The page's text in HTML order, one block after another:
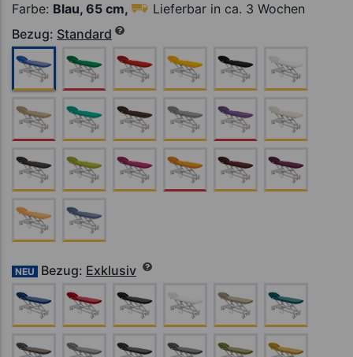
Farbe: Blau, 65 cm,
Lieferbar in ca. 3 Wochen
Bezug: Standard
NEU Bezug: Exklusiv